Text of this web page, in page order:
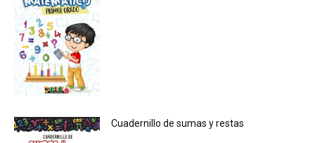
Cuadernillo de sumas y restas